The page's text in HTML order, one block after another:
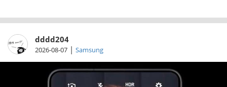
dddd204
2026-08-07 | Samsung